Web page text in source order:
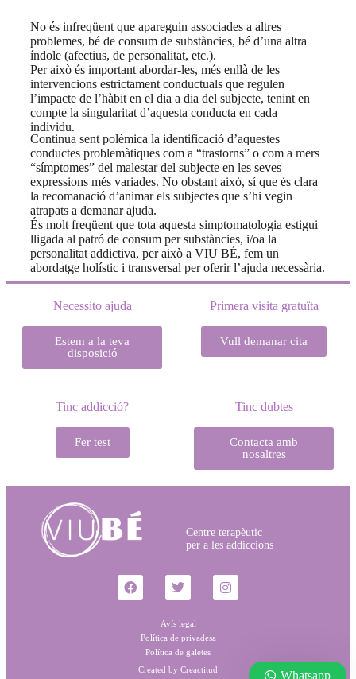
No és infreqüent que apareguin associades a altres
problemes, bé de consum de substàncies, bé d’una altra
índole (afectius, de personalitat, etc.).
Per això és important abordar-les, més enllà de les
intervencions estrictament conductuals que regulen
l’impacte de l’hàbit en el dia a dia del subjecte, tenint en
compte la singularitat d’aquesta conducta en cada
individu.
Continua sent polèmica la identificació d’aquestes
conductes problemàtiques com a “trastorns” o com a mers
“símptomes” del malestar del subjecte en les seves
expressions més variades. No obstant això, sí que és clara
la recomanació d’animar els subjectes que s’hi vegin
atrapats a demanar ajuda.
És molt freqüent que tota aquesta simptomatologia estigui
lligada al patró de consum per substàncies, i/oa la
personalitat addictiva, per això a VIU BÉ, fem un
abordatge holístic i transversal per oferir l’ajuda necessària.
Necessito ajuda
Estem a la teva
disposició
Primera visita gratuïta
Vull demanar cita
Tinc addicció?
Fer test
Tinc dubtes
Contacta amb
nosaltres
Centre terapèutic
per a les addiccions
Avís legal
Política de privadesa
Política de galetes
Created by Creactitud
Whatsapp